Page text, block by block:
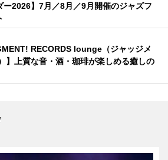
ー2026】7月／8月／9月開催のジャズフ
RECORDS lounge（ジャッジメ
】上質な音・酒・珈琲が楽しめる癒しの